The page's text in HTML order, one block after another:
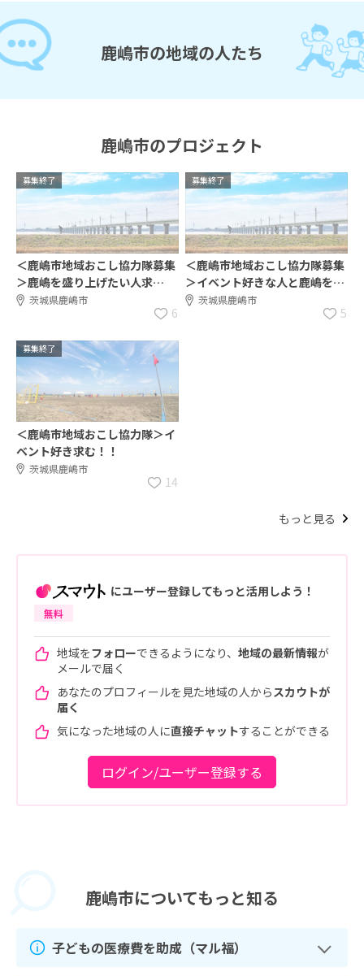
鹿嶋市の地域の人たち
鹿嶋市のプロジェクト
募集終了
＜鹿嶋市地域おこし協力隊募集
＞鹿嶋を盛り上げたい人求
む！！
茨城県鹿嶋市
6
募集終了
＜鹿嶋市地域おこし協力隊募集
＞イベント好きな人と鹿嶋を盛
り上げたい！！
茨城県鹿嶋市
5
募集終了
＜鹿嶋市地域おこし協力隊＞イ
ベント好き求む！！
茨城県鹿嶋市
14
もっと見る
にユーザー登録してもっと活用しよう！
無料
地域をフォローできるようになり、 地域の最新情報が
メールで届く
あなたのプロフィールを見た地域の人からスカウトが
届く
気になった地域の人に直接チャットすることができる
ログイン/ユーザー登録する
鹿嶋市についてもっと知る
子どもの医療費を助成（マル福）